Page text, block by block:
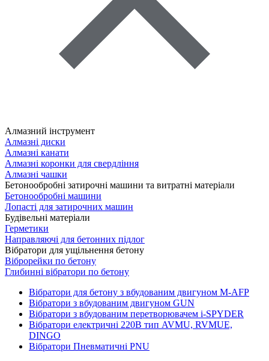
Алмазний інструмент
Алмазні диски
Алмазні канати
Алмазні коронки для свердління
Алмазні чашки
Бетонообробні затирочні машини та витратні матеріали
Бетонообробні машини
Лопасті для затирочних машин
Будівельні матеріали
Герметики
Направляючі для бетонних підлог
Вібратори для ущільнення бетону
Віброрейки по бетону
Глибинні вібратори по бетону
Вібратори для бетону з вбудованим двигуном M-AFP
Вібратори з вбудованим двигуном GUN
Вібратори з вбудованим перетворювачем i-SPYDER
Вібратори електричні 220B тип AVMU, RVMUE,
DINGO
Вібратори Пневматичні PNU